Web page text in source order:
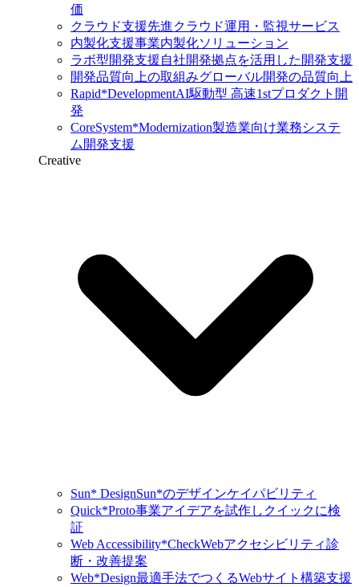
価
クラウド支援先進クラウド運用・監視サービス
内製化支援事業内製化ソリューション
ラボ型開発支援自社開発拠点を活用した開発支援
開発品質向上の取組みグローバル開発の品質向上
Rapid*DevelopmentAI駆動型 高速1stプロダクト開
発
CoreSystem*Modernization製造業向け業務システ
ム開発支援
Creative
Sun* DesignSun*のデザインケイパビリティ
Quick*Proto事業アイデアを試作しクイックに検
証
Web Accessibility*CheckWebアクセシビリティ診
断・改善提案
Web*Design最適手法でつくるWebサイト構築支援